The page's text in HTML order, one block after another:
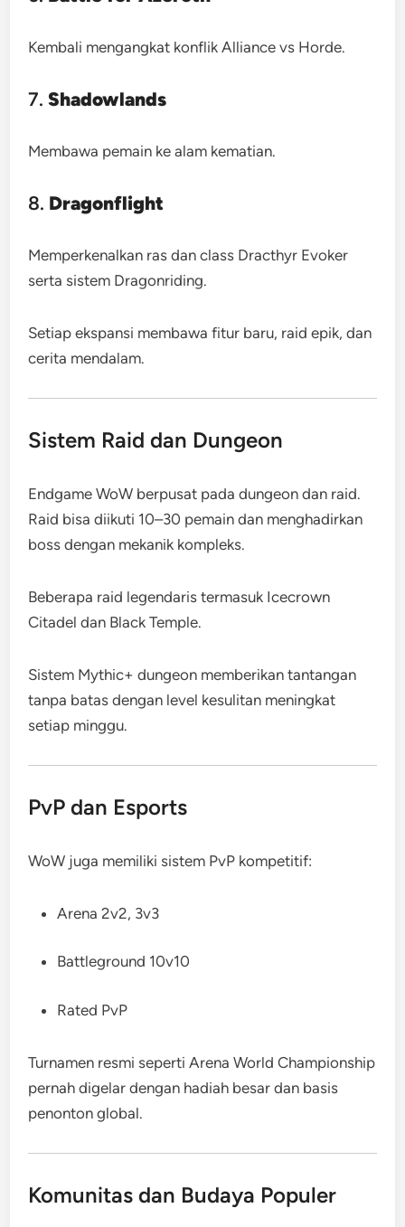
Kembali mengangkat konflik Alliance vs Horde.
7.Shadowlands
Membawa pemain ke alam kematian.
8. Dragonflight
Memperkenalkan ras dan class Dracthyr Evoker
serta sistem Dragonriding.
Setiap ekspansi membawa fitur baru, raid epik, dan
cerita mendalam.
Sistem Raid dan Dungeon
Endgame WoW berpusat pada dungeon dan raid.
Raid bisa diikuti 10–30 pemain dan menghadirkan
boss dengan mekanik kompleks.
Beberapa raid legendaris termasuk Icecrown
Citadel dan Black Temple.
Sistem Mythic+ dungeon memberikan tantangan
tanpa batas dengan level kesulitan meningkat
setiap minggu.
PvP dan Esports
WoW juga memiliki sistem PvP kompetitif:
Arena 2v2, 3v3
Battleground 10v10
Rated PvP
Turnamen resmi seperti Arena World Championship
pernah digelar dengan hadiah besar dan basis
penonton global.
Komunitas dan Budaya Populer